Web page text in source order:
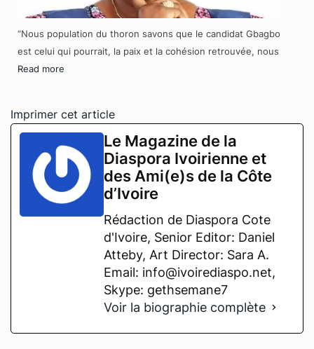
“Nous population du thoron savons que le candidat Gbagbo
est celui qui pourrait, la paix et la cohésion retrouvée, nous
Read more
Imprimer cet article
Le Magazine de la
Diaspora Ivoirienne et
des Ami(e)s de la Côte
d’Ivoire
Rédaction de Diaspora Cote
d'Ivoire, Senior Editor: Daniel
Atteby, Art Director: Sara A.
Email: info@ivoirediaspo.net,
Skype: gethsemane7
Voir la biographie complète